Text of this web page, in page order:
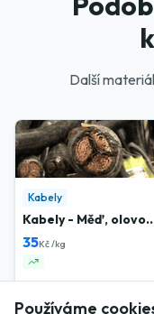
Používáme
Další
Kabely
Kabely - Měď, olovo
mastné
35Kč /kg